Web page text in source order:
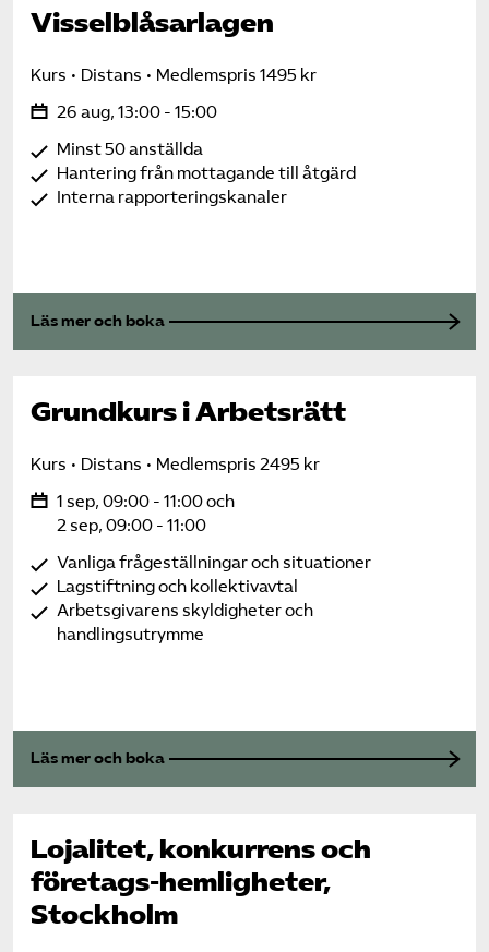
Visselblåsarlagen
Kurs Distans
Medlemspris 1495 kr
26 aug, 13:00 - 15:00
Minst 50 anställda
Hantering från mottagande till åtgärd
Interna rapporteringskanaler
Läs mer och boka
Grundkurs i Arbetsrätt
Kurs Distans
Medlemspris 2495 kr
1 sep, 09:00 - 11:00 och
2 sep, 09:00 - 11:00
Vanliga frågeställningar och situationer
Lagstiftning och kollektivavtal
Arbetsgivarens skyldigheter och
handlingsutrymme
Läs mer och boka
Lojalitet, konkurrens och
företags-hemligheter,
Stockholm